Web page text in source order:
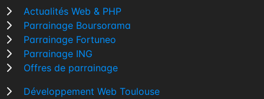
Actualités Web & PHP
Parrainage Boursorama
Parrainage Fortuneo
Parrainage ING
Offres de parrainage
Développement Web Toulouse